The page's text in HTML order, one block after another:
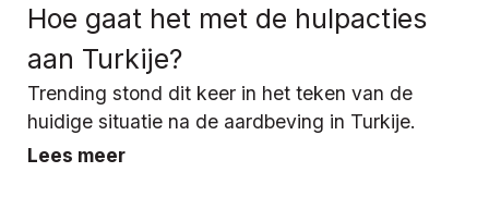
Hoe gaat het met de hulpacties
aan Turkije?
Trending stond dit keer in het teken van de
huidige situatie na de aardbeving in Turkije.
Lees meer